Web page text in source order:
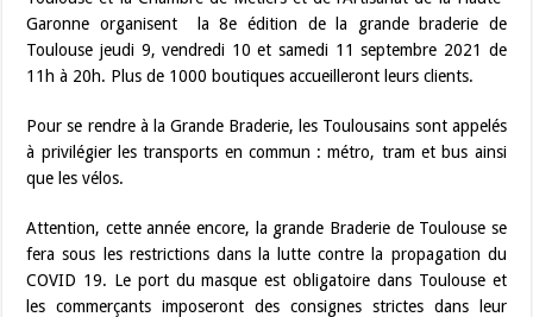
Garonne organisent la 8e édition de la grande braderie de
Toulouse jeudi 9, vendredi 10 et samedi 11 septembre 2021 de
11h à 20h. Plus de 1000 boutiques accueilleront leurs clients.
Pour se rendre à la Grande Braderie, les Toulousains sont appelés
à privilégier les transports en commun : métro, tram et bus ainsi
que les vélos.
Attention, cette année encore, la grande Braderie de Toulouse se
fera sous les restrictions dans la lutte contre la propagation du
COVID 19. Le port du masque est obligatoire dans Toulouse et
les commerçants imposeront des consignes strictes dans leur